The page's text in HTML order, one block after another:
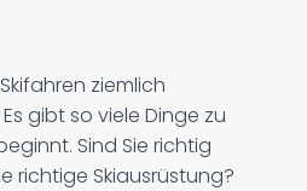
ziemlich
gibt so viele Dinge zu
Sind Sie richtig
richtige Skiausrüstung?